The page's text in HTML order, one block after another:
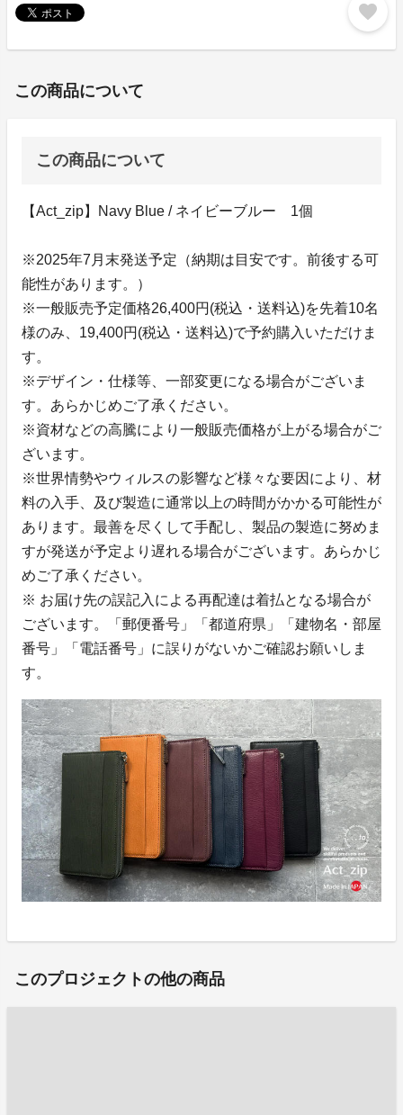
favorite
この商品について
この商品について
【Act_zip】Navy Blue / ネイビーブルー 1個
※2025年7月末発送予定（納期は目安です。前後する可
能性があります。）
※一般販売予定価格26,400円(税込・送料込)を先着10名
様のみ、19,400円(税込・送料込)で予約購入いただけま
す。
※デザイン・仕様等、一部変更になる場合がございま
す。あらかじめご了承ください。
※資材などの高騰により一般販売価格が上がる場合がご
ざいます。
※世界情勢やウィルスの影響など様々な要因により、材
料の入手、及び製造に通常以上の時間がかかる可能性が
あります。最善を尽くして手配し、製品の製造に努めま
すが発送が予定より遅れる場合がございます。あらかじ
めご了承ください。
※ お届け先の誤記入による再配達は着払となる場合が
ございます。「郵便番号」「都道府県」「建物名・部屋
番号」「電話番号」に誤りがないかご確認お願いしま
す。
このプロジェクトの他の商品